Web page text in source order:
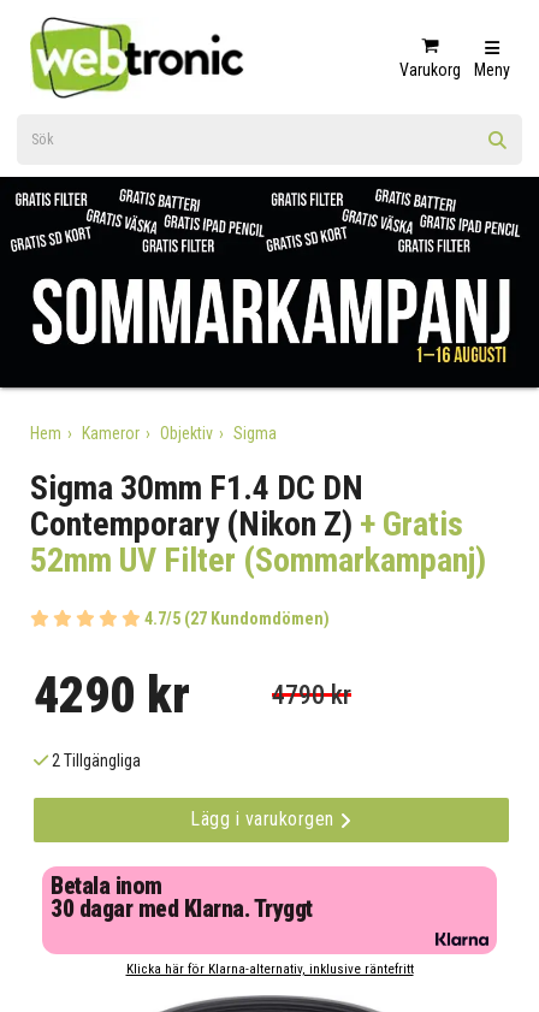
Varukorg Meny
Hem Kameror Objektiv Sigma
Sigma 30mm F1.4 DC DN
Contemporary (Nikon Z) + Gratis
52mm UV Filter (Sommarkampanj)
4.7/5 (27 Kundomdömen)
4290 kr 4790 kr
2 Tillgängliga
Lägg i varukorgen
Betala inom
30 dagar med Klarna. Tryggt
Klicka här för Klarna-alternativ, inklusive räntefritt